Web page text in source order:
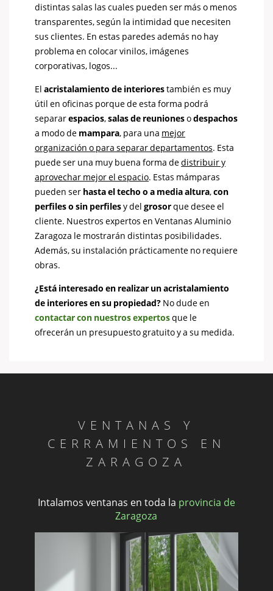
distintas salas las cuales pueden ser más o menos
transparentes, según la intimidad que necesiten
sus clientes. En estas paredes además no hay
problema en colocar vinilos, imágenes
corporativas, logos...
Elacristalamiento de interiorestambién es muy
útil en oficinas porque de esta forma podrá
separarespacios,salas de reunionesodespachos
a modo de mampara, para una mejor
organización o para separar departamentos. Esta
puede ser una muy buena forma dedistribuir y
aprovechar mejor el espacio. Estas mámparas
pueden ser hasta el techo o a media altura,con
perfiles o sin perfilesy delgrosorque desee el
cliente. Nuestros expertos en Ventanas Aluminio
Zaragoza le mostrarán distintas posibilidades.
Además, su instalación prácticamente no requiere
obras.
¿Está interesado en realizar un acristalamiento
de interiores en su propiedad? No dude en
contactar con nuestros expertosque le
ofrecerán un presupuesto gratuito y a su medida.
VENTANAS Y
CERRAMIENTOS EN
ZARAGOZA
Intalamos ventanas en toda la provincia de
Zaragoza